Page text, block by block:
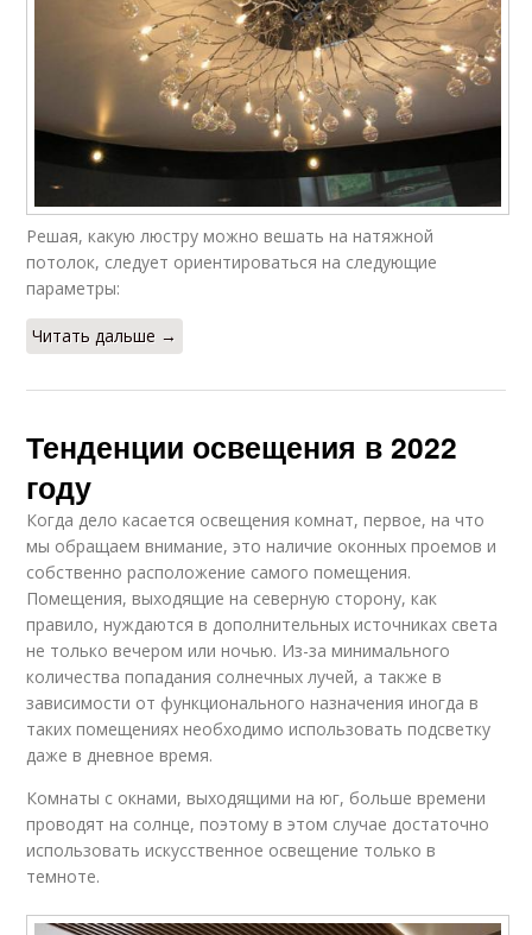
Решая, какую люстру можно вешать на натяжной
потолок, следует ориентироваться на следующие
параметры:
Читать дальше →
Тенденции освещения в 2022
году
Когда дело касается освещения комнат, первое, на что
мы обращаем внимание, это наличие оконных проемов и
собственно расположение самого помещения.
Помещения, выходящие на северную сторону, как
правило, нуждаются в дополнительных источниках света
не только вечером или ночью. Из-за минимального
количества попадания солнечных лучей, а также в
зависимости от функционального назначения иногда в
таких помещениях необходимо использовать подсветку
даже в дневное время.
Комнаты с окнами, выходящими на юг, больше времени
проводят на солнце, поэтому в этом случае достаточно
использовать искусственное освещение только в
темноте.